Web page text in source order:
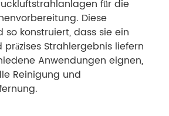
für die
Diese
so konstruiert, dass sie ein
Strahlergebnis liefern
Anwendungen eignen,
Reinigung und